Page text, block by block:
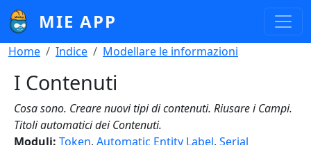
Salta al contenuto principale
MIE APP
Briciole di pane
Home Indice Modellare le informazioni
I Contenuti
Cosa sono. Creare nuovi tipi di contenuti. Riusare i Campi.
Titoli automatici dei Contenuti.
Moduli: Token, Automatic Entity Label, Serial